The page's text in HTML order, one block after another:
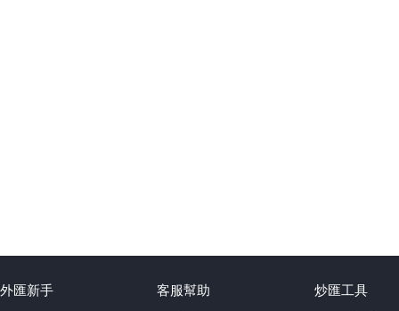
外匯新手 客服幫助 炒匯工具